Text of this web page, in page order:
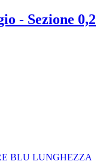
- Sezione 0,2